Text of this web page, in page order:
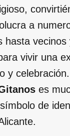
a
hasta
vivir una
y
es
de